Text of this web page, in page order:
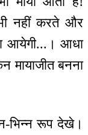
नहीं करते और
आयेगी...। आधा
मायाजीत बनना
भिन्न रूप देखे।